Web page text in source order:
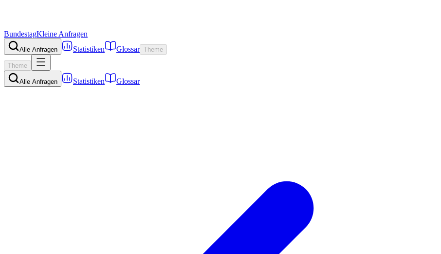
BundestagKleine Anfragen
Alle Anfragen Statistiken Glossar Theme
Theme
Alle Anfragen Statistiken Glossar